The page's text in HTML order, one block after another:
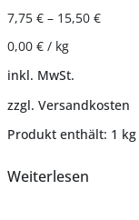
7,75 €– 15,50 €
0,00 €/ kg
inkl. MwSt.
zzgl. Versandkosten
Produkt enthält: 1 kg
Weiterlesen